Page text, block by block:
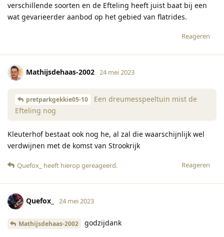
verschillende soorten en de Efteling heeft juist baat bij een
wat gevarieerder aanbod op het gebied van flatrides.
Reageren
Mathijsdehaas-2002 24 mei 2023
pretparkgekkie05-10
Een dreumesspeeltuin mist de
Efteling nog
Kleuterhof bestaat ook nog he, al zal die waarschijnlijk wel
verdwijnen met de komst van Strookrijk
Reageren
Quefox_ heeft hierop gereageerd.
Quefox_ 24 mei 2023
Mathijsdehaas-2002 godzijdank